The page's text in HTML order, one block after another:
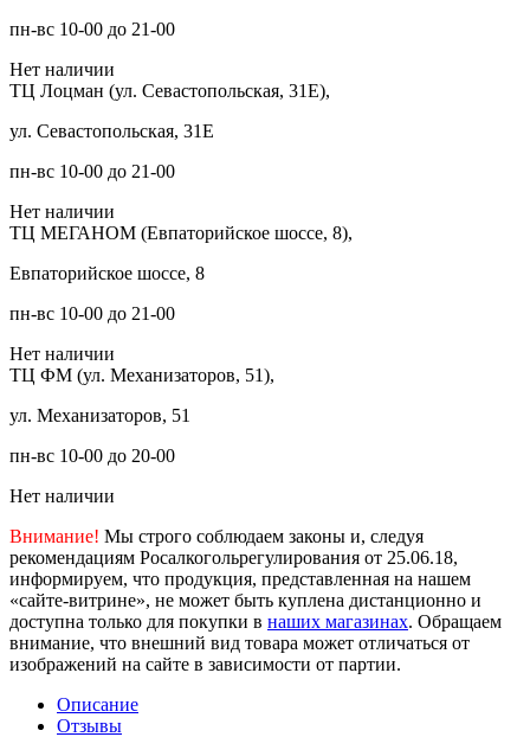
пн-вс 10-00 до 21-00
Нет наличии
ТЦ Лоцман (ул. Севастопольская, 31Е),
ул. Севастопольская, 31Е
пн-вс 10-00 до 21-00
Нет наличии
ТЦ МЕГАНОМ (Евпаторийское шоссе, 8),
Евпаторийское шоссе, 8
пн-вс 10-00 до 21-00
Нет наличии
ТЦ ФМ (ул. Механизаторов, 51),
ул. Механизаторов, 51
пн-вс 10-00 до 20-00
Нет наличии
Внимание! Мы строго соблюдаем законы и, следуя
рекомендациям Росалкогольрегулирования от 25.06.18,
информируем, что продукция, представленная на нашем
«сайте-витрине», не может быть куплена дистанционно и
доступна только для покупки в наших магазинах. Обращаем
внимание, что внешний вид товара может отличаться от
изображений на сайте в зависимости от партии.
Описание
Отзывы